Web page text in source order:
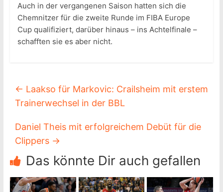
Auch in der vergangenen Saison hatten sich die
Chemnitzer für die zweite Runde im FIBA Europe
Cup qualifiziert, darüber hinaus – ins Achtelfinale –
schafften sie es aber nicht.
← Laakso für Markovic: Crailsheim mit erstem
Trainerwechsel in der BBL
Daniel Theis mit erfolgreichem Debüt für die
Clippers →
Das könnte Dir auch gefallen